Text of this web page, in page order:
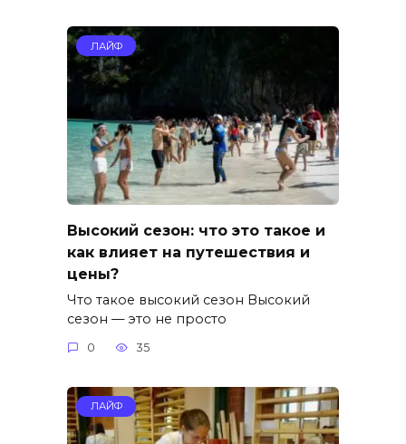
ЛАЙФ
Высокий сезон: что это такое и
как влияет на путешествия и
цены?
Что такое высокий сезон Высокий
сезон — это не просто
0 35
ЛАЙФ